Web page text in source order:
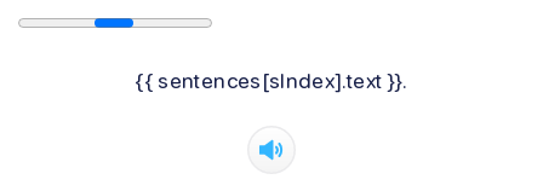
{{ sentences[sIndex].text }}.